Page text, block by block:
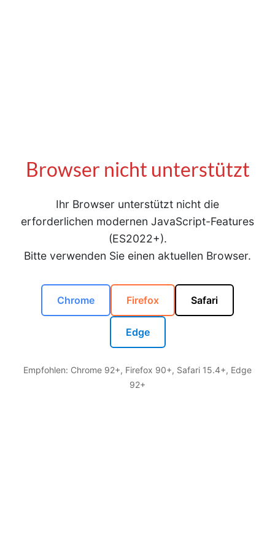
Browser nicht unterstützt
Ihr Browser unterstützt nicht die
erforderlichen modernen JavaScript-Features
(ES2022+).
Bitte verwenden Sie einen aktuellen Browser.
Chrome Firefox Safari
Edge
Empfohlen: Chrome 92+, Firefox 90+, Safari 15.4+, Edge
92+